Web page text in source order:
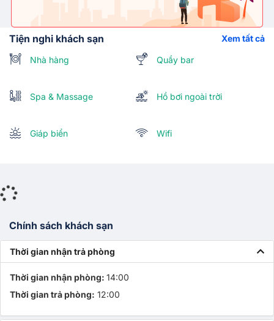
Tiện nghi khách sạn Xem tất cả
Nhà hàng Quầy bar
Spa & Massage Hồ bơi ngoài trời
Giáp biển Wifi
Chính sách khách sạn
Thời gian nhận trả phòng
Thời gian nhận phòng: 14:00
Thời gian trả phòng: 12:00